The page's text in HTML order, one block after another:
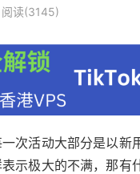
阅读(3145)
次活动大部分是以新
示极大的不满，那有